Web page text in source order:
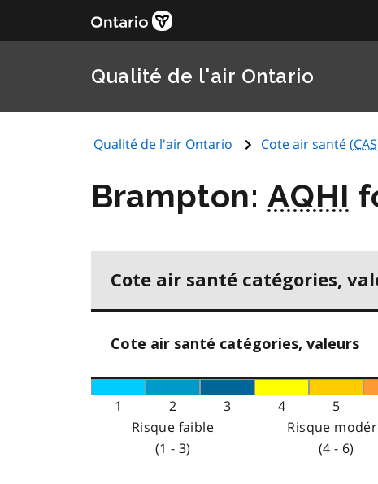
Qualité de l'air Ontario
Qualité de l'air Ontario Cote air santé (CAS
Brampton:AQHI
Cote air santé catégories,
Cote air santé catégories, valeurs
1 2 3 4 5
Risque faible
(1 - 3)
Risque
(4 - 6)